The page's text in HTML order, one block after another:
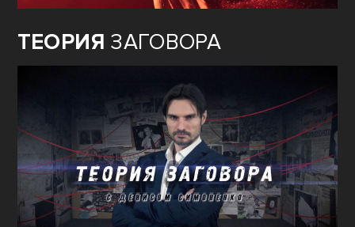
ТЕОРИЯ ЗАГОВОРА